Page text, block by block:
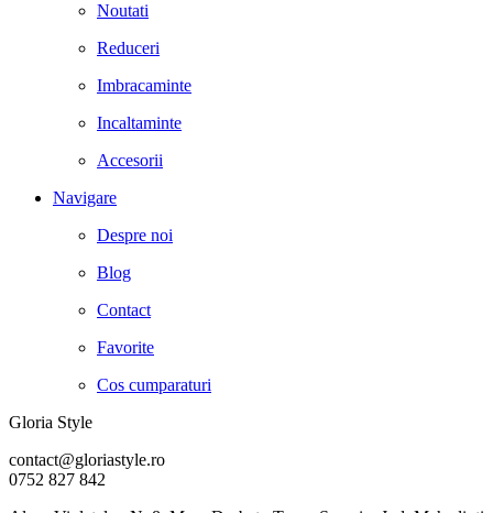
Noutati
Reduceri
Imbracaminte
Incaltaminte
Accesorii
Navigare
Despre noi
Blog
Contact
Favorite
Cos cumparaturi
Gloria Style
contact@gloriastyle.ro
0752 827 842